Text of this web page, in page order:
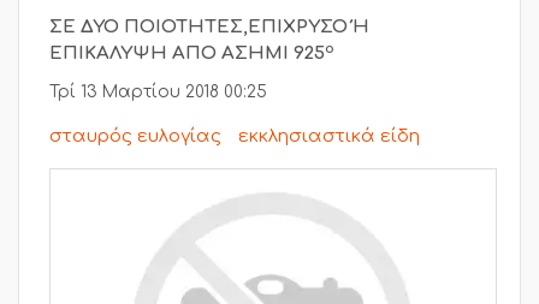
ΣΕ ΔΥΟ ΠΟΙΟΤΗΤΕΣ,ΕΠΙΧΡΥΣΟ Ή
ΕΠΙΚΑΛΥΨΗ ΑΠΟ ΑΣΗΜΙ 925ο
Τρί 13 Μαρτίου 2018 00:25
σταυρός ευλογίας εκκλησιαστικά είδη